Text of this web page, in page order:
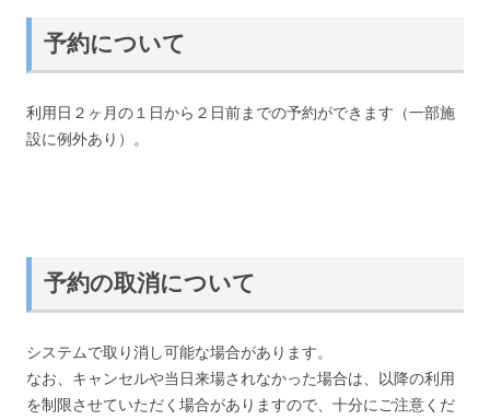
予約について
利用日２ヶ月の１日から２日前までの予約ができます（一部施
設に例外あり）。
予約の取消について
システムで取り消し可能な場合があります。
なお、キャンセルや当日来場されなかった場合は、以降の利用
を制限させていただく場合がありますので、十分にご注意くだ